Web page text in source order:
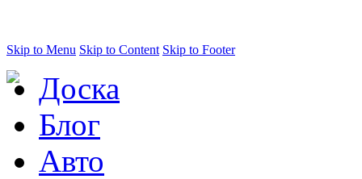
Skip to Menu Skip to Content Skip to Footer
Доска
Блог
Авто